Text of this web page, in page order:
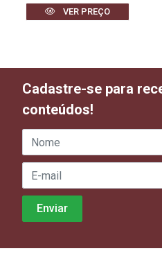
VER PREÇO
Cadastre-se para
conteúdos!